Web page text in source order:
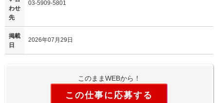
わせ
先
03-5909-5801
掲載
日
2026年07月29日
このままWEBから！
この仕事に応募する